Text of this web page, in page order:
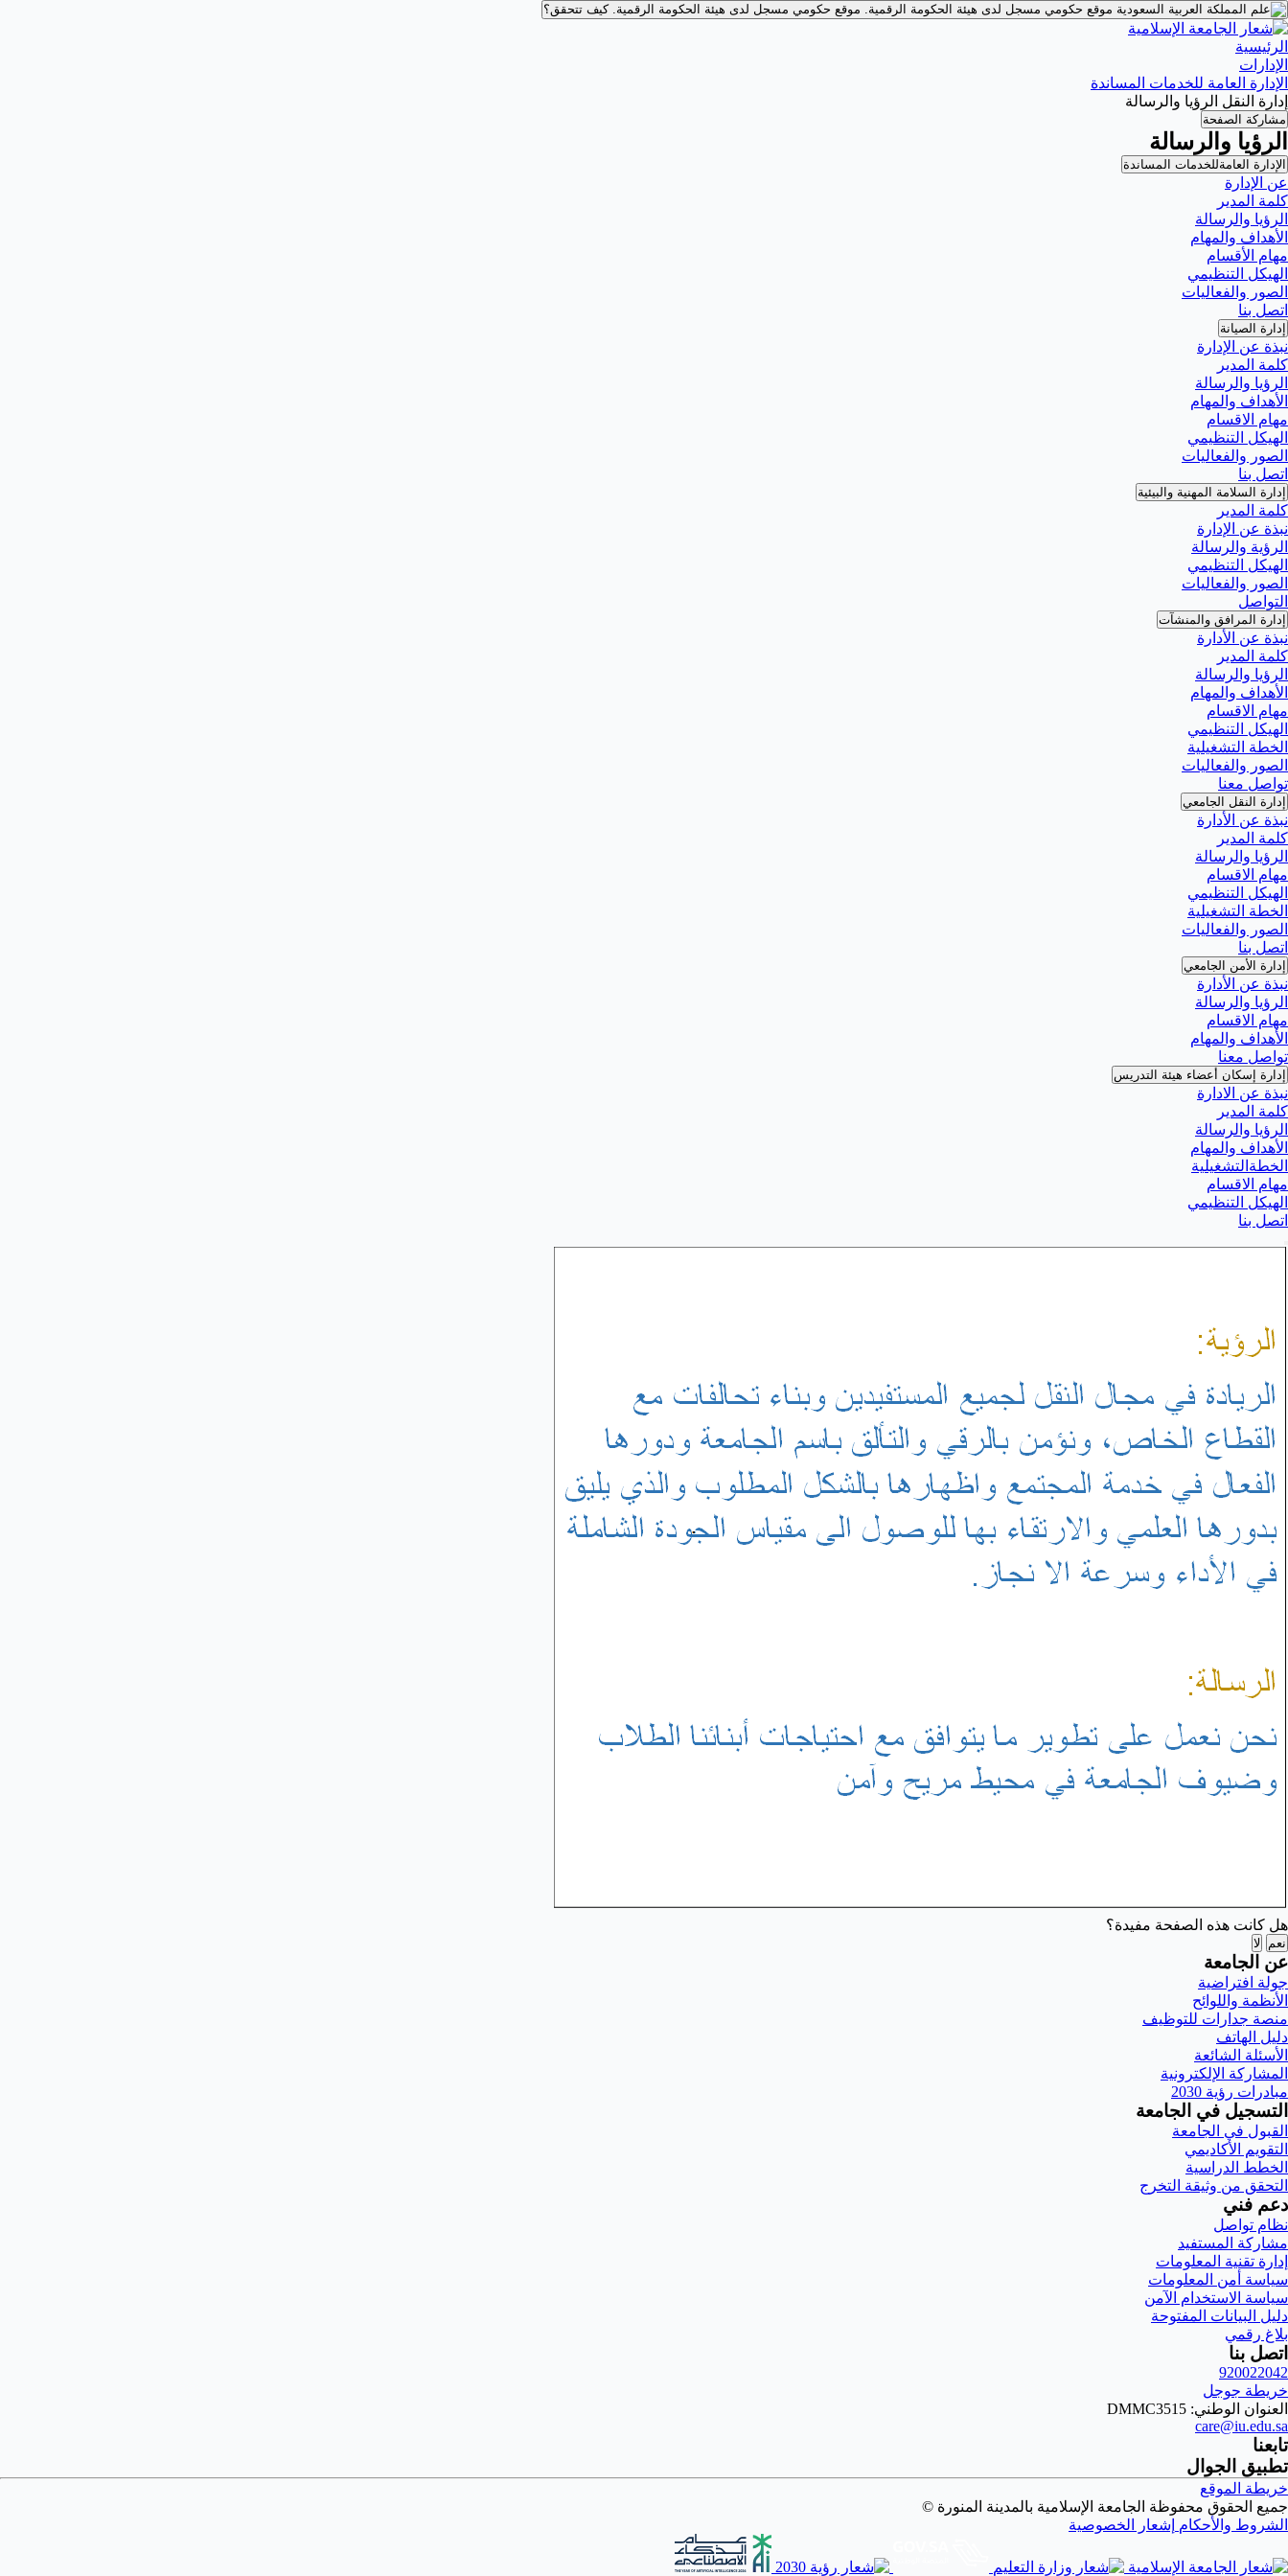
موقع حكومي مسجل لدى هيئة الحكومة الرقمية. موقع حكومي مسجل لدى هيئة الحكومة الرقمية.كيف تتحقق؟
الرئيسية
الإدارات
الإدارة العامة للخدمات المساندة
إدارة النقل الرؤيا والرسالة
مشاركة الصفحة
الرؤيا والرسالة
الإدارة العامةللخدمات المساندة
عن الإدارة
كلمة المدير
الرؤيا والرسالة
الأهداف والمهام
مهام الأقسام
الهيكل التنظيمي
الصور والفعاليات
اتصل بنا
إدارة الصيانة
نبذة عن الإدارة
كلمة المدير
الرؤيا والرسالة
الأهداف والمهام
مهام الاقسام
الهيكل التنظيمي
الصور والفعاليات
اتصل بنا
إدارة السلامة المهنية والبيئية
كلمة المدير
نبذة عن الإدارة
الرؤية والرسالة
الهيكل التنظيمي
الصور والفعاليات
التواصل
إدارة المرافق والمنشآت
نبذة عن الأدارة
كلمة المدير
الرؤيا والرسالة
الأهداف والمهام
مهام الاقسام
الهيكل التنظيمي
الخطة التشغيلية
الصور والفعاليات
تواصل معنا
إدارة النقل الجامعي
نبذة عن الأدارة
كلمة المدير
الرؤيا والرسالة
مهام الاقسام
الهيكل التنظيمي
الخطة التشغيلية
الصور والفعاليات
اتصل بنا
إدارة الأمن الجامعي
نبذة عن الأدارة
الرؤيا والرسالة
مهام الاقسام
الأهداف والمهام
تواصل معنا
إدارة إسكان أعضاء هيئة التدريس
نبذة عن الادارة
كلمة المدير
الرؤيا والرسالة
الأهداف والمهام
الخطةالتشغيلية
مهام الاقسام
الهيكل التنظيمي
اتصل بنا
هل كانت هذه الصفحة مفيدة؟
نعم لا
عن الجامعة
جولة افتراضية
الأنظمة واللوائح
منصة جدارات للتوظيف
دليل الهاتف
الأسئلة الشائعة
المشاركة الإلكترونية
مبادرات رؤية 2030
التسجيل في الجامعة
القبول في الجامعة
التقويم الأكاديمي
الخطط الدراسية
التحقق من وثيقة التخرج
دعم فني
نظام تواصل
مشاركة المستفيد
إدارة تقنية المعلومات
سياسة أمن المعلومات
سياسة الاستخدام الآمن
دليل البيانات المفتوحة
بلاغ رقمي
اتصل بنا
920022042
خريطة جوجل
العنوان الوطني: DMMC3515
care@iu.edu.sa
تابعنا
تطبيق الجوال
خريطة الموقع
جميع الحقوق محفوظة الجامعة الإسلامية بالمدينة المنورة ©
الشروط والأحكام إشعار الخصوصية